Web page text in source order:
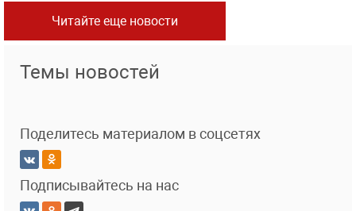
Читайте еще новости
Темы новостей
Поделитесь материалом в соцсетях
Подписывайтесь на нас